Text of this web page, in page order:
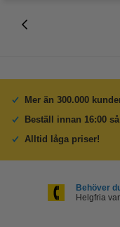
Mer än 300.000
Beställ innan 16:00
Alltid låga priser!
Behöver
Helgfria